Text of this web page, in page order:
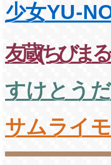
少女YU-
友蔵(ちびま
すけとう
サムライ